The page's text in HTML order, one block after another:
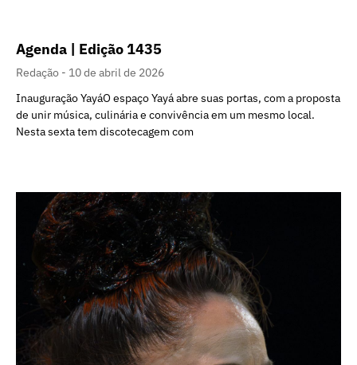
Agenda | Edição 1435
Redação
10 de abril de 2026
Inauguração YayáO espaço Yayá abre suas portas, com a proposta
de unir música, culinária e convivência em um mesmo local.
Nesta sexta tem discotecagem com